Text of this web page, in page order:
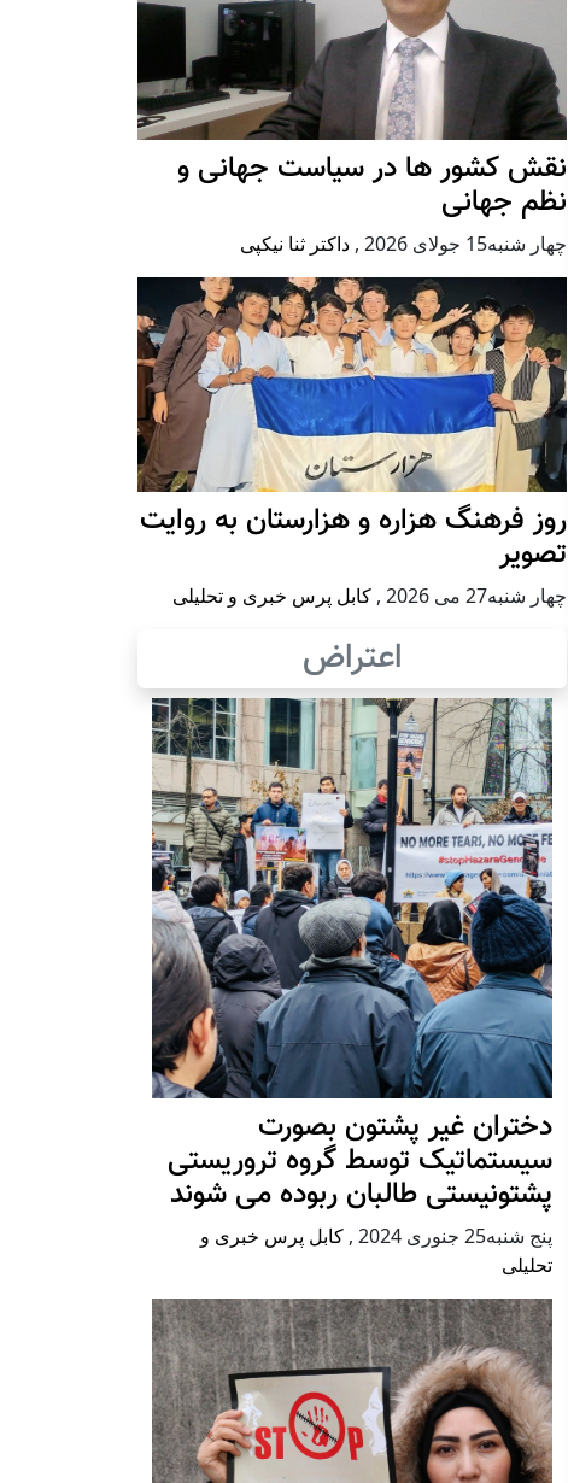
نقش کشور ها در سیاست جهانی و
نظم جهانی
چهار شنبه15 جولای 2026 , داکتر ثنا نیکپی
روز فرهنگ هزاره و هزارستان به روایت
تصویر
چهار شنبه27 می 2026 , کابل پرس خبری و تحلیلی
اعتراض
دختران غیر پشتون بصورت
سیستماتیک توسط گروه تروریستی
پشتونیستی طالبان ربوده می شوند
پنج شنبه25 جنوری 2024 , کابل پرس خبری و
تحلیلی